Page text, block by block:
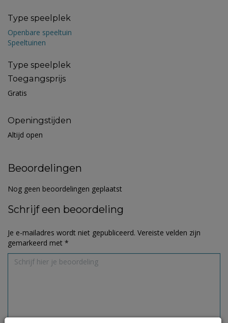
Type speelplek
Openbare speeltuin
Speeltuinen
Type speelplek
Toegangsprijs
Gratis
Openingstijden
Altijd open
Beoordelingen
Nog geen beoordelingen geplaatst
Schrijf een beoordeling
Je e-mailadres wordt niet gepubliceerd. Vereiste velden zijn
gemarkeerd met *